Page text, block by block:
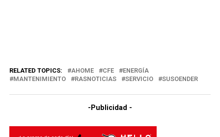
RELATED TOPICS: AHOME CFE
ENERGÍA
MANTENIMIENTO
RASNOTICIAS SERVICIO SUSOENDER
-Publicidad -